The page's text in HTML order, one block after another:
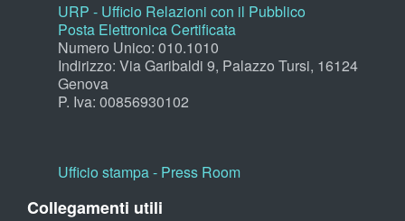
URP - Ufficio Relazioni con il Pubblico
Posta Elettronica Certificata
Numero Unico: 010.1010
Indirizzo: Via Garibaldi 9, Palazzo Tursi, 16124
Genova
P. Iva: 00856930102
Ufficio stampa - Press Room
Collegamenti utili